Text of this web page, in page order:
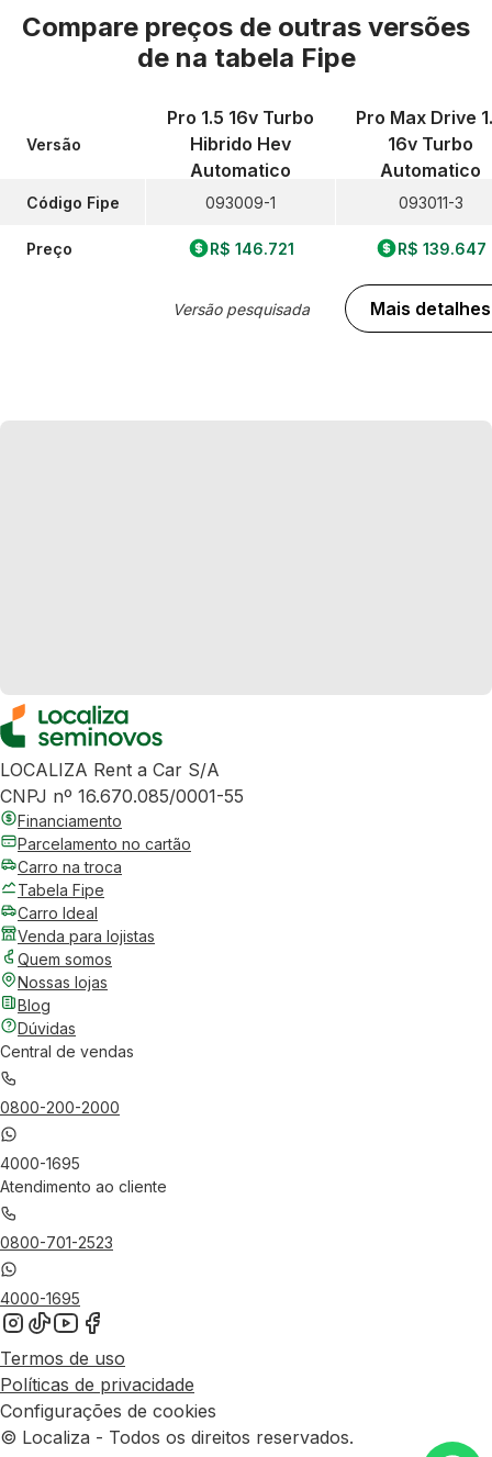
Compare preços de outras versões
de na tabela Fipe
Versão
Código Fipe
Preço
Pro 1.5 16v Turbo
Hibrido Hev
Automatico
093009-1
R$ 146.721
Versão pesquisada
Pro Max Drive
16v Turbo
Automatico
093011-3
R$ 139.647
Mais detalhes
LOCALIZA Rent a Car S/A
CNPJ nº 16.670.085/0001-55
Financiamento
Parcelamento no cartão
Carro na troca
Tabela Fipe
Carro Ideal
Venda para lojistas
Quem somos
Nossas lojas
Blog
Dúvidas
Central de vendas
0800-200-2000
4000-1695
Atendimento ao cliente
0800-701-2523
4000-1695
Termos de uso
Políticas de privacidade
Configurações de cookies
© Localiza - Todos os direitos reservados.